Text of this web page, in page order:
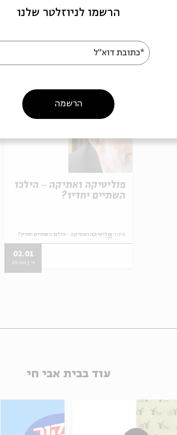
אירועים נוספים בסדרה
פוליטיקה ואתיקה ‒ הילכו
השתיים יחדיו?
מתוך:פוליטיקה ואתיקה ‒ הילכו השתיים יחדיו?
02.01
ד' | 20:00
עוד בבית אבי חי
הרשמו לניוזלטר שלנו
*כתובת דוא"ל
הרשמה